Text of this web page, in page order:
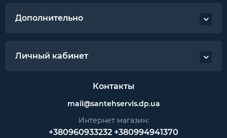
Дополнительно
Личный кабинет
Контакты
mail@santehservis.dp.ua
Интернет магазин:
+380960933232 +380994941370